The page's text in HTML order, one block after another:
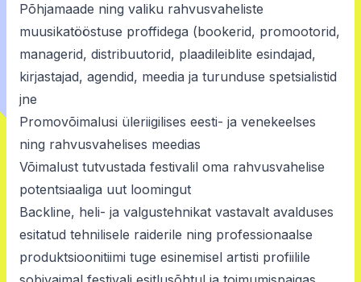
Põhjamaade ning valiku rahvusvaheliste
muusikatööstuse proffidega (bookerid, promootorid,
managerid, distribuutorid, plaadileiblite esindajad,
kirjastajad, agendid, meedia ja turunduse spetsialistid
jne
Promovõimalusi üleriigilises eesti- ja venekeelses
ning rahvusvahelises meedias
Võimalust tutvustada festivalil oma rahvusvahelise
potentsiaaliga uut loomingut
Backline, heli- ja valgustehnikat vastavalt avalduses
esitatud tehnilisele raiderile ning professionaalse
produktsioonitiimi tuge esinemisel artisti profiilile